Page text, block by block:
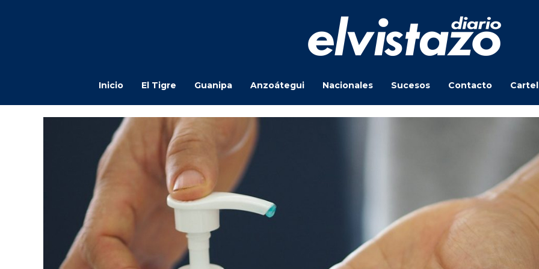
Inicio El Tigre Guanipa Anzoátegui Nacionales Sucesos Contacto